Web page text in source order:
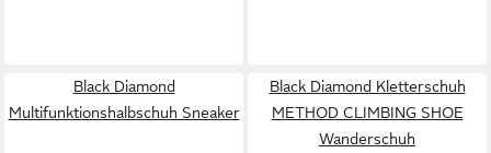
Black Diamond
Multifunktionshalbschuh Sneaker
Black Diamond Kletterschuh
METHOD CLIMBING SHOE
Wanderschuh